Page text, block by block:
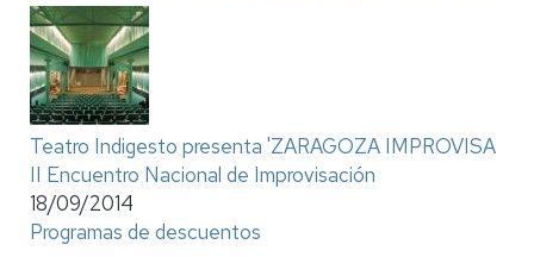
Teatro Indigesto presenta 'ZARAGOZA IMPROVISA
II Encuentro Nacional de Improvisación
18/09/2014
Programas de descuentos